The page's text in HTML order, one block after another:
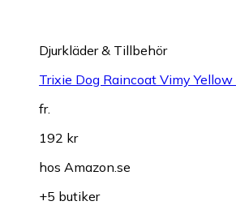
Djurkläder & Tillbehör
Trixie Dog Raincoat Vimy
fr.
192 kr
hos Amazon.se
+5 butiker